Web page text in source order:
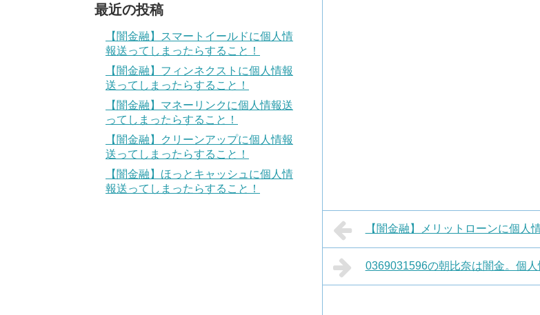
【闇金融】メリットローンに個人
0369031596の朝比奈は闇金。個
最近の投稿
【闇金融】スマートイールドに個人情
報送ってしまったらすること！
【闇金融】フィンネクストに個人情報
送ってしまったらすること！
【闇金融】マネーリンクに個人情報送
ってしまったらすること！
【闇金融】クリーンアップに個人情報
送ってしまったらすること！
【闇金融】ほっとキャッシュに個人情
報送ってしまったらすること！